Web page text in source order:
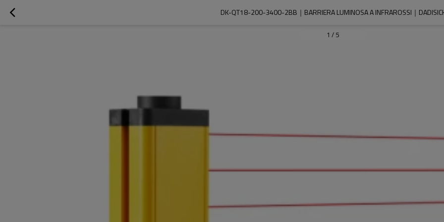
DK-QT18-200-3400-2BB｜BARRIERA LUMINOSA A INFRAROSSI｜
1 / 5